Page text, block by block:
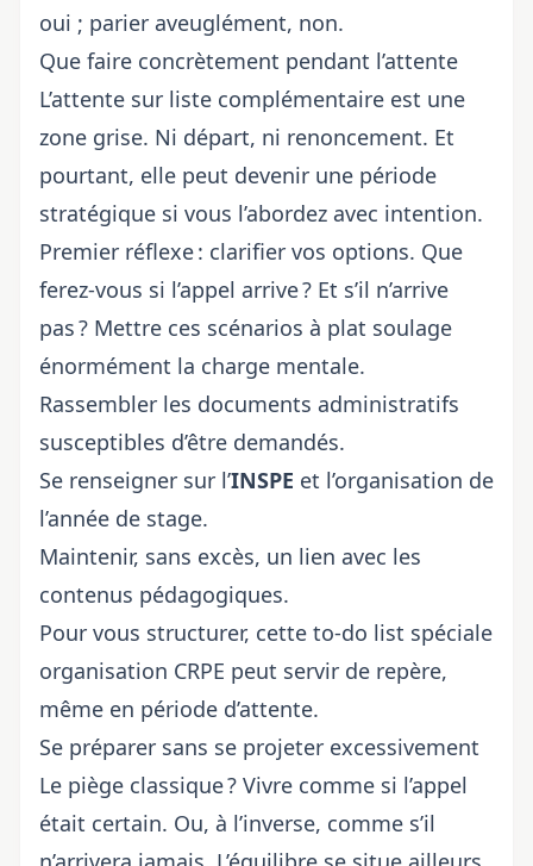
oui ; parier aveuglément, non.
Que faire concrètement pendant l’attente
L’attente sur liste complémentaire est une
zone grise. Ni départ, ni renoncement. Et
pourtant, elle peut devenir une période
stratégique si vous l’abordez avec intention.
Premier réflexe : clarifier vos options. Que
ferez-vous si l’appel arrive ? Et s’il n’arrive
pas ? Mettre ces scénarios à plat soulage
énormément la charge mentale.
Rassembler les documents administratifs
susceptibles d’être demandés.
Se renseigner sur l’INSPE et l’organisation de
l’année de stage.
Maintenir, sans excès, un lien avec les
contenus pédagogiques.
Pour vous structurer, cette to-do list spéciale
organisation CRPE peut servir de repère,
même en période d’attente.
Se préparer sans se projeter excessivement
Le piège classique ? Vivre comme si l’appel
était certain. Ou, à l’inverse, comme s’il